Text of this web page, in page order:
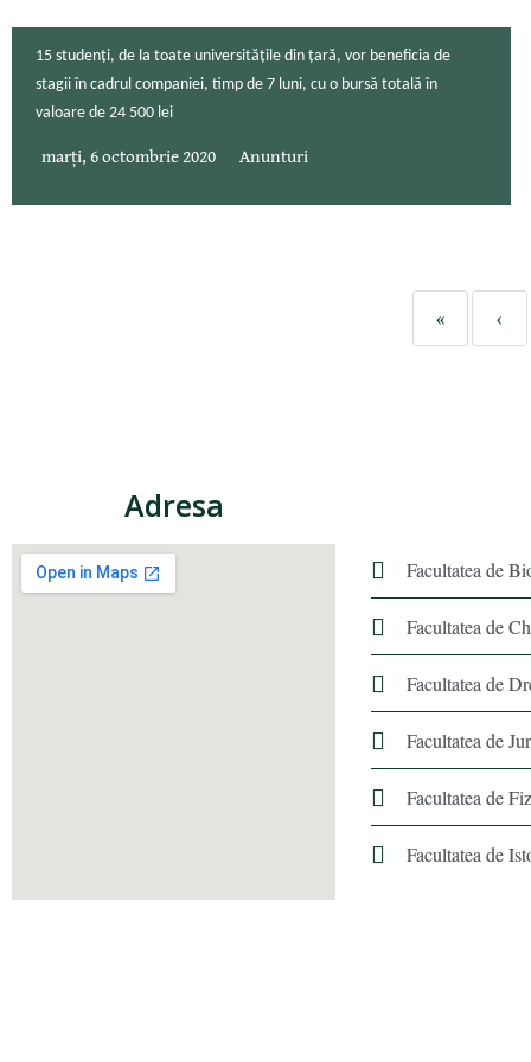
15 studenți, de la toate universitățile din țară, vor beneficia de
stagii în cadrul companiei, timp de 7 luni, cu o bursă totală în
valoare de 24 500 lei
marți, 6 octombrie 2020 Anunturi
« ‹
Adresa
Facultatea de
Facultatea de
Facultatea de
Facultatea de
Facultatea de
Facultatea de